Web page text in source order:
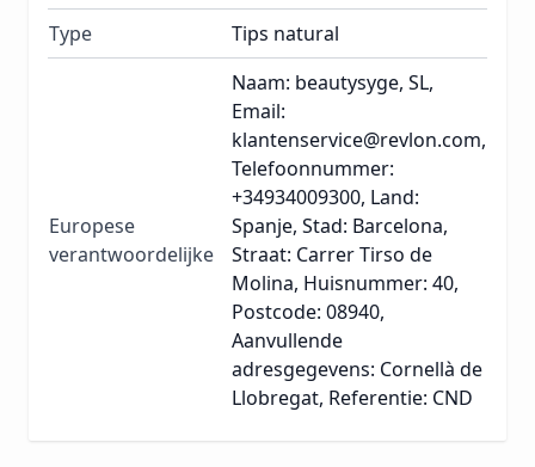
Type
Tips natural
Europese
verantwoordelijke
Naam: beautysyge, SL,
Email:
klantenservice@revlon.com,
Telefoonnummer:
+34934009300, Land:
Spanje, Stad: Barcelona,
Straat: Carrer Tirso de
Molina, Huisnummer: 40,
Postcode: 08940,
Aanvullende
adresgegevens: Cornellà de
Llobregat, Referentie: CND